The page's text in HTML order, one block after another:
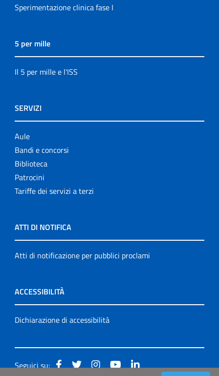
Sperimentazione clinica fase I
5 per mille
Il 5 per mille e l'ISS
SERVIZI
Aule
Bandi e concorsi
Biblioteca
Patrocini
Tariffe dei servizi a terzi
ATTI DI NOTIFICA
Atti di notificazione per pubblici proclami
ACCESSIBILITÀ
Dichiarazione di accessibilità
Seguici su: